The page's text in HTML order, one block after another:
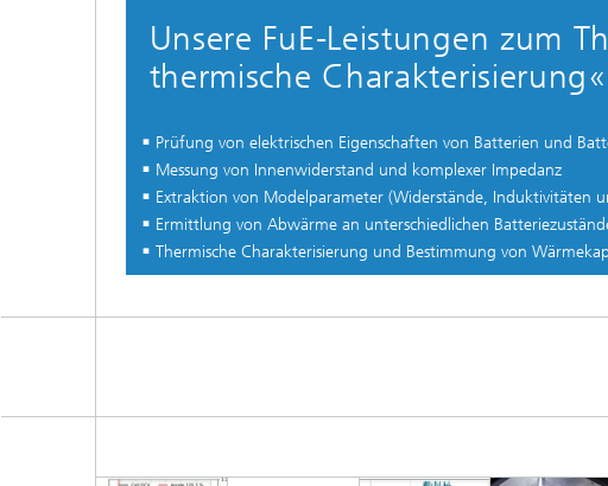
Unsere FuE-Leistungen zum
thermische
Prüfung von elektrischen Eigenschaften von Batterien und
Messung von Innenwiderstand und komplexer Impedanz
Extraktion von Modelparameter (Widerstände, Induktivitäten
Ermittlung von Abwärme an unterschiedlichen
Thermische Charakterisierung und Bestimmung von